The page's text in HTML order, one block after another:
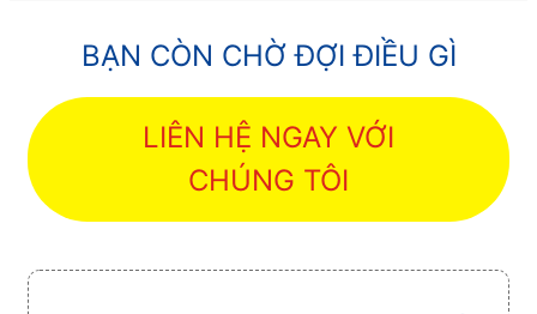
BẠN CÒN CHỜ ĐỢI ĐIỀU GÌ
LIÊN HỆ NGAY VỚI
CHÚNG TÔI